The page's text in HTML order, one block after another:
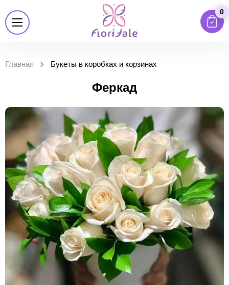
0
Главная Букеты в коробках и корзинах
Феркад